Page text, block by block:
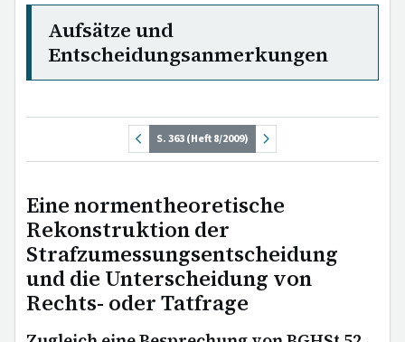
Aufsätze und
Entscheidungsanmerkungen
S. 363 (Heft 8/2009)
Eine normentheoretische
Rekonstruktion der
Strafzumessungsentscheidung
und die Unterscheidung von
Rechts- oder Tatfrage